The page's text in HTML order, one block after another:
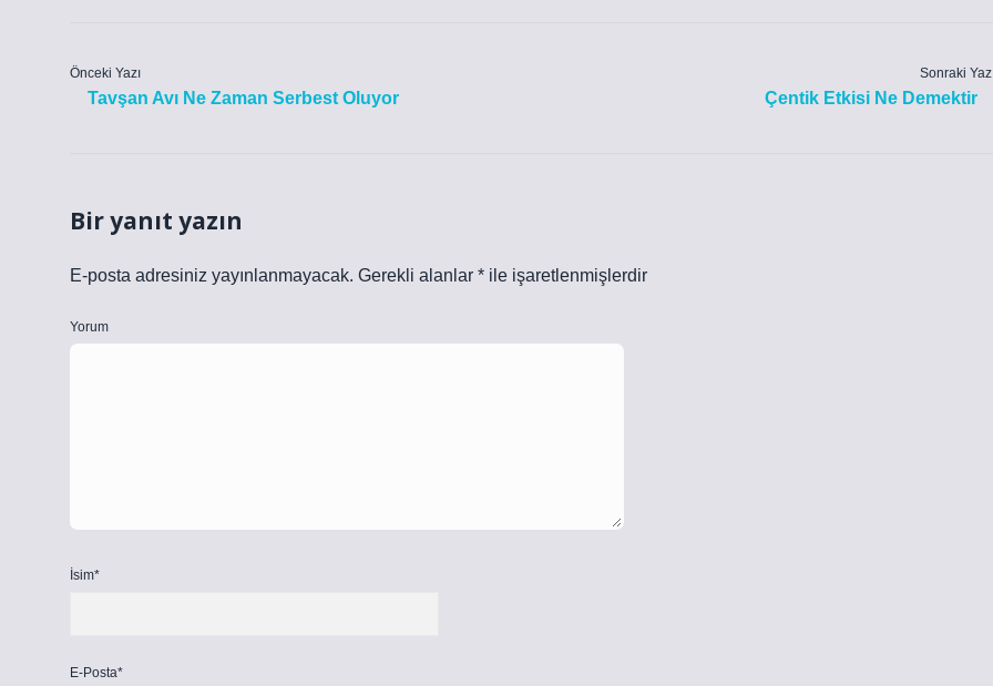
Önceki Yazı
Tavşan Avı Ne Zaman Serbest Oluyor
Sonraki
Çentik Etkisi Ne Demektir
Bir yanıt yazın
E-posta adresiniz yayınlanmayacak. Gerekli alanlar * ile işaretlenmişlerdir
Yorum
İsim*
E-Posta*